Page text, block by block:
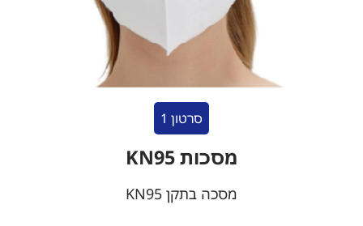
סרטון 1
מסכות KN95
מסכה בתקן KN95